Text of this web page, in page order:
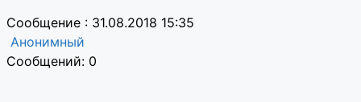
Сообщение : 31.08.2018 15:35
Анонимный
Сообщений: 0